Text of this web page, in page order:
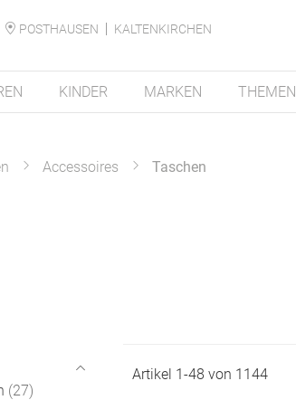
POSTHAUSEN
KALTENKIRCHEN
KINDER MARKEN THEMEN
Accessoires Taschen
27
Artikel 1-48 von 1144